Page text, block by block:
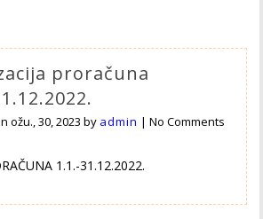
proračuna
ožu., 30, 2023 by admin |No Comments
1.1.-31.12.2022.